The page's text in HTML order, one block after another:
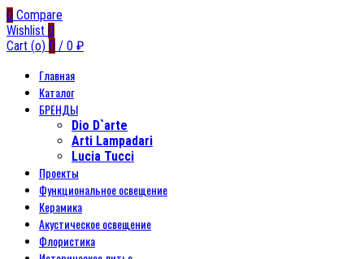
0 Compare
Wishlist 0
Cart (o) 0 / 0 ₽
Главная
Каталог
БРЕНДЫ
Dio D`arte
Arti Lampadari
Lucia Tucci
Проекты
Функциональное освещение
Керамика
Акустическое освещение
Флористика